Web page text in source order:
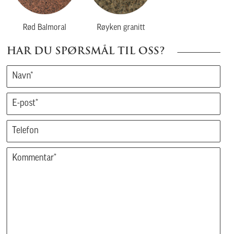
Rød Balmoral Røyken granitt
HAR DU SPØRSMÅL TIL OSS?